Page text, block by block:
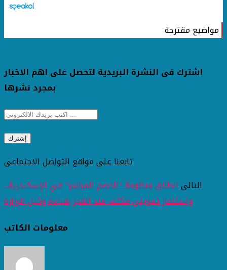
مواضيع مقترحة
اشترك فى النشرة البريدية لتحصل على اهم الاخبار
بمجرد نشرها
تابعنا على مواقع التواصل الاجتماعى
التالىانطلاق منظومة "الخصم المباشر" في الإسكندرية..
واستنفار تمويني مكثف منذ الفجر بقيادة وكيل الوزارة
معلومات الكاتب